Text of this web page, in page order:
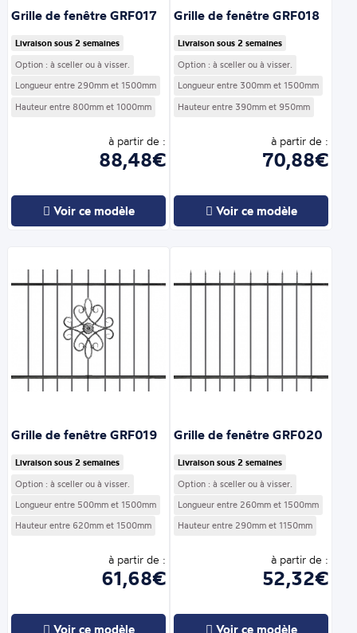
Grille de fenêtre GRF017
Livraison sous 2 semaines
Option : à sceller ou à visser.
Longueur entre 290mm et 1500mm
Hauteur entre 800mm et 1000mm
à partir de :
88,48€
Voir ce modèle
Grille de fenêtre GRF018
Livraison sous 2 semaines
Option : à sceller ou à visser.
Longueur entre 300mm et 1500mm
Hauteur entre 390mm et 950mm
à partir de :
70,88€
Voir ce modèle
Grille de fenêtre GRF019
Livraison sous 2 semaines
Option : à sceller ou à visser.
Longueur entre 500mm et 1500mm
Hauteur entre 620mm et 1500mm
à partir de :
61,68€
Voir ce modèle
Grille de fenêtre GRF020
Livraison sous 2 semaines
Option : à sceller ou à visser.
Longueur entre 260mm et 1500mm
Hauteur entre 290mm et 1150mm
à partir de :
52,32€
Voir ce modèle